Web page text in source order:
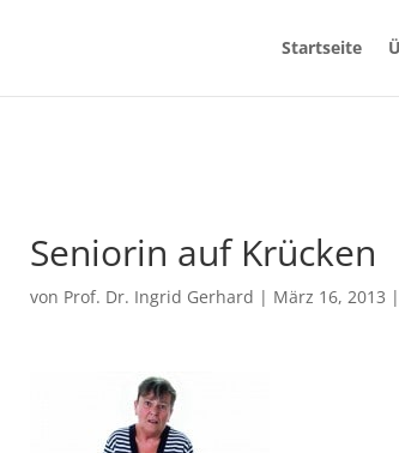
Startseite
Seniorin auf Krücken
von Prof. Dr. Ingrid Gerhard | März 16, 2013 |